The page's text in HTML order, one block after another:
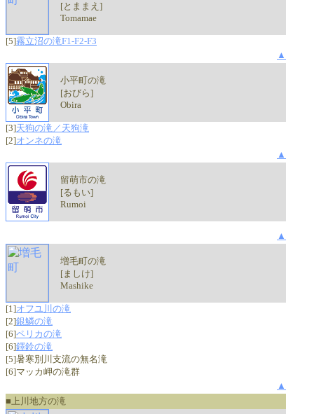
[とままえ]
Tomamae
[5]霧立沼の滝F1-F2-F3
▲
小平町の滝
[おびら]
Obira
[3]天狗の滝／天狗滝
[2]オンネの滝
▲
留萌市の滝
[るもい]
Rumoi
▲
増毛町の滝
[ましけ]
Mashike
[1]オフユ川の滝
[2]銀鱗の滝
[6]ペリカの滝
[6]鐸鈴の滝
[5]暑寒別川支流の無名滝
[6]マッカ岬の滝群
▲
■上川地方の滝